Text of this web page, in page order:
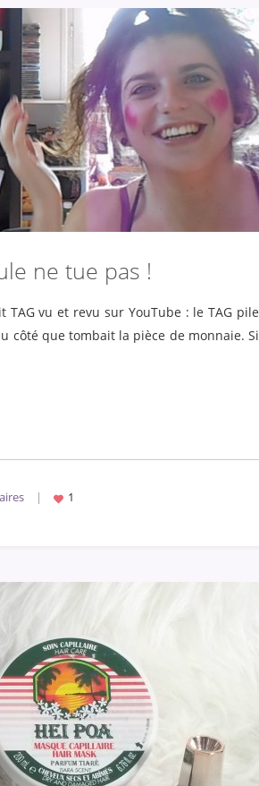
ne tue pas !
vu et revu sur YouTube : le TAG pile
côté que tombait la pièce de monnaie. Si
|